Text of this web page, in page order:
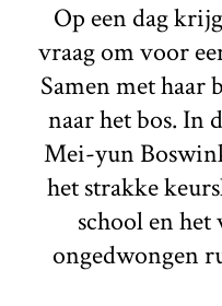
Op een dag
vraag om voor
Samen met haar
naar het bos. In
Mei-yun
het strakke
school en het
ongedwongen